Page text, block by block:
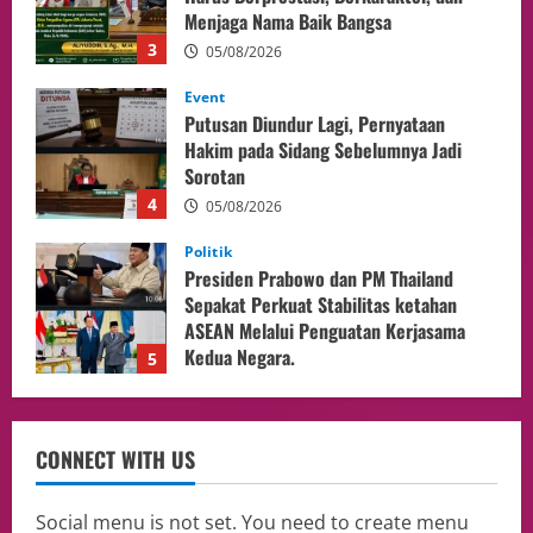
3
Menjaga Nama Baik Bangsa
05/08/2026
4
Event
Putusan Diundur Lagi, Pernyataan
Hakim pada Sidang Sebelumnya Jadi
Sorotan
05/08/2026
5
Politik
Presiden Prabowo dan PM Thailand
Sepakat Perkuat Stabilitas ketahan
ASEAN Melalui Penguatan Kerjasama
Kedua Negara.
1
Selesaikan 25 Perkara Isbat Nikah bagi
WNI di Johor Bahru
06/08/2026
CONNECT WITH US
Social menu is not set. You need to create menu